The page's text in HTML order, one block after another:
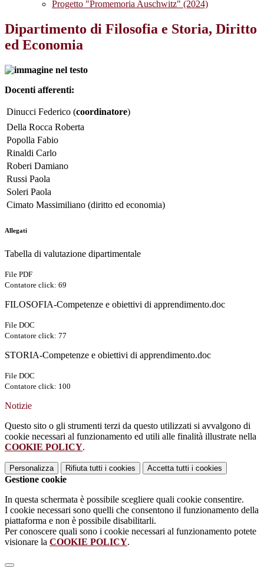
Progetto "Promemoria Auschwitz" (2024)
Dipartimento di Filosofia e Storia, Diritto
ed Economia
Docenti afferenti:
Dinucci Federico (coordinatore)
Della Rocca Roberta
Popolla Fabio
Rinaldi Carlo
Roberi Damiano
Russi Paola
Soleri Paola
Cimato Massimiliano (diritto ed economia)
Allegati
Tabella di valutazione dipartimentale
File PDF
Contatore click: 69
FILOSOFIA-Competenze e obiettivi di apprendimento.doc
File DOC
Contatore click: 77
STORIA-Competenze e obiettivi di apprendimento.doc
File DOC
Contatore click: 100
Notizie
Questo sito o gli strumenti terzi da questo utilizzati si avvalgono di
cookie necessari al funzionamento ed utili alle finalità illustrate nella
COOKIE POLICY.
Personalizza Rifiuta tutti i cookies Accetta tutti i cookies
Gestione cookie
In questa schermata è possibile scegliere quali cookie consentire.
I cookie necessari sono quelli che consentono il funzionamento della
piattaforma e non è possibile disabilitarli.
Per conoscere quali sono i cookie necessari al funzionamento potete
visionare la COOKIE POLICY.